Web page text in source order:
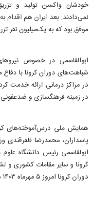
خودشان واکسن تولید و
نمی‌دادند. بعد ایران هم اقدام
موفق بود که به یک‌میلیون نفر
ابوالقاسمی در خصوص
شباهت‌های دوران کرونا با
در مراکز درمانی ارائه خدمت
در زمینه فرهنگسازی و ضدعفونی
همایش ملی درس‌آموخته‌های
پاسداران، محمدرضا
ابولقاسمی رئیس دانشگاه
کرونا و سایر مقامات کشوری
دوران کرونا امروز ۵ مهرماه ۱۴۰۳ در سالن همایش‌های رازی برگزار شد.